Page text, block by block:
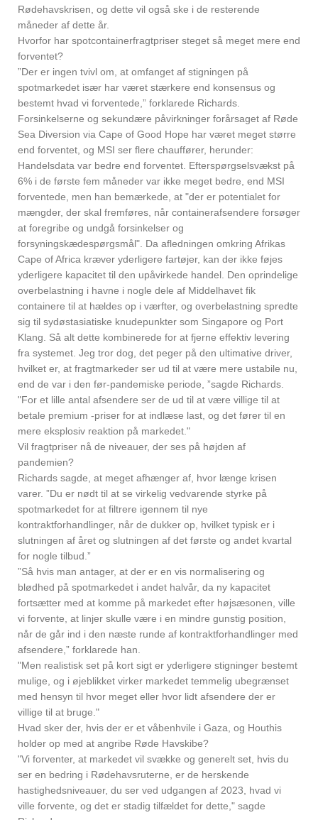
Rødehavskrisen, og dette vil også ske i de resterende
måneder af dette år.
Hvorfor har spotcontainerfragtpriser steget så meget mere end
forventet?
”Der er ingen tvivl om, at omfanget af stigningen på
spotmarkedet især har været stærkere end konsensus og
bestemt hvad vi forventede,” forklarede Richards.
Forsinkelserne og sekundære påvirkninger forårsaget af Røde
Sea Diversion via Cape of Good Hope har været meget større
end forventet, og MSI ser flere chauffører, herunder:
Handelsdata var bedre end forventet. Efterspørgselsvækst på
6% i de første fem måneder var ikke meget bedre, end MSI
forventede, men han bemærkede, at "der er potentialet for
mængder, der skal fremføres, når containerafsendere forsøger
at foregribe og undgå forsinkelser og
forsyningskædespørgsmål". Da afledningen omkring Afrikas
Cape of Africa kræver yderligere fartøjer, kan der ikke føjes
yderligere kapacitet til den upåvirkede handel. Den oprindelige
overbelastning i havne i nogle dele af Middelhavet fik
containere til at hældes op i værfter, og overbelastning spredte
sig til sydøstasiatiske knudepunkter som Singapore og Port
Klang. Så alt dette kombinerede for at fjerne effektiv levering
fra systemet. Jeg tror dog, det peger på den ultimative driver,
hvilket er, at fragtmarkeder ser ud til at være mere ustabile nu,
end de var i den før-pandemiske periode, ”sagde Richards.
"For et lille antal afsendere ser de ud til at være villige til at
betale premium -priser for at indlæse last, og det fører til en
mere eksplosiv reaktion på markedet."
Vil fragtpriser nå de niveauer, der ses på højden af
pandemien?
Richards sagde, at meget afhænger af, hvor længe krisen
varer. ”Du er nødt til at se virkelig vedvarende styrke på
spotmarkedet for at filtrere igennem til nye
kontraktforhandlinger, når de dukker op, hvilket typisk er i
slutningen af året og slutningen af det første og andet kvartal
for nogle tilbud.”
”Så hvis man antager, at der er en vis normalisering og
blødhed på spotmarkedet i andet halvår, da ny kapacitet
fortsætter med at komme på markedet efter højsæsonen, ville
vi forvente, at linjer skulle være i en mindre gunstig position,
når de går ind i den næste runde af kontraktforhandlinger med
afsendere,” forklarede han.
"Men realistisk set på kort sigt er yderligere stigninger bestemt
mulige, og i øjeblikket virker markedet temmelig ubegrænset
med hensyn til hvor meget eller hvor lidt afsendere der er
villige til at bruge."
Hvad sker der, hvis der er et våbenhvile i Gaza, og Houthis
holder op med at angribe Røde Havskibe?
"Vi forventer, at markedet vil svække og generelt set, hvis du
ser en bedring i Rødehavsruterne, er de herskende
hastighedsniveauer, du ser ved udgangen af 2023, hvad vi
ville forvente, og det er stadig tilfældet for dette," sagde